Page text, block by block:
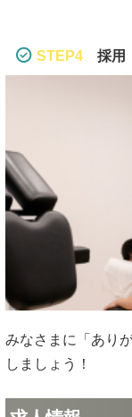
STEP4 採用
みなさまに「あり
しましょう！